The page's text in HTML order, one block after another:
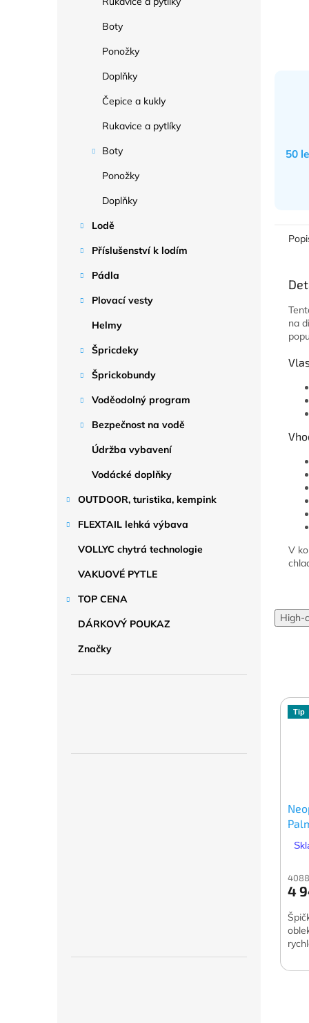
Boty
Ponožky
Doplňky
Čepice a kukly
Rukavice a pytlíky
Boty
Ponožky
Doplňky
Lodě
Příslušenství k lodím
Pádla
Plovací vesty
Helmy
Špricdeky
Šprickobundy
Voděodolný program
Bezpečnost na vodě
Údržba vybavení
Vodácké doplňky
OUTDOOR, turistika, kempink
FLEXTAIL lehká výbava
VOLLYC chytrá technologie
VAKUOVÉ PYTLE
TOP CENA
DÁRKOVÝ POUKAZ
Značky
50
na
V
High-
Tip
4